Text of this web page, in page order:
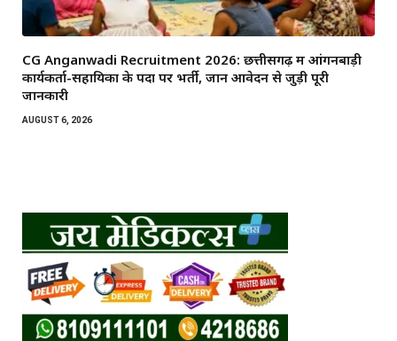
CG Anganwadi Recruitment 2026: छत्तीसगढ़ में आंगनबाड़ी
कार्यकर्ता-सहायिका के पदों पर भर्ती, जानें आवेदन से जुड़ी पूरी
जानकारी
AUGUST 6, 2026